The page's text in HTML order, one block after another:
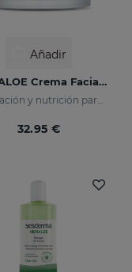
Añadir
HIDRALOE Crema Facial Hidratante
Hidratación y nutrición para pieles secas y sensibles
32.95 €